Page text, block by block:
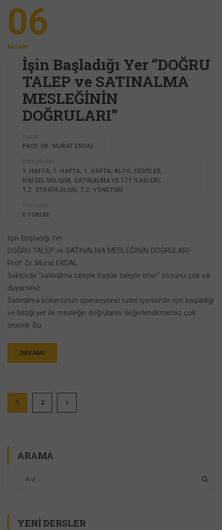
06
NISAN
İşin Başladığı Yer “DOĞRU
TALEP ve SATINALMA
MESLEĞİNİN
DOĞRULARI”
PROF. DR. MURAT ERDAL
1. HAFTA, 1. HAFTA, 1. HAFTA, BLOG, DERSLER,
KİŞİSEL GELİŞİM, SATINALMA VE TZY İLKELERI ,
T.Z. STRATEJILERI , T.Z. YÖNETIMI
0 YORUM
İşin Başladığı Yer
DOĞRU TALEP ve SATINALMA MESLEĞİNİN DOĞRULARI
Prof. Dr. Murat ERDAL
Sektörde “satınalma taleple başlar taleple biter” sözünü çok sık
duyarsınız.
Satınalma bölümünün operasyonel rutini içerisinde işin başladığı
ve bittiği yer ile mesleğin doğrularını değerlendirmemiz çok
önemli. Bu
DEVAMI
1 2
ARAMA
YENI DERSLER